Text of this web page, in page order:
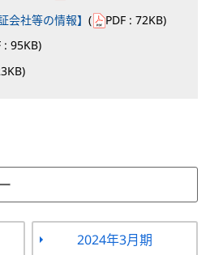
会社等の情報】 ( PDF : 72KB)
: 95KB)
)
2024年3月期